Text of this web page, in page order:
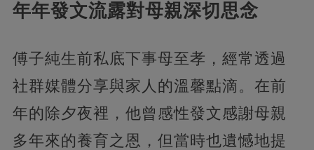
年年發文流露對母親深切思念
傅子純生前私底下事母至孝，經常透過
社群媒體分享與家人的溫馨點滴。在前
年的除夕夜裡，他曾感性發文感謝母親
多年來的養育之恩，但當時也遺憾地提